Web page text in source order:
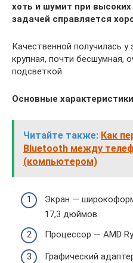
хоть и шумит при высоких
задачей справляется
Качественной получилась
крупная, почти бесшумная,
подсветкой.
Основные характеристики
Читайте также: Как
Bluetooth между
(компьютером)
Экран —
17,3 дюймов.
Процессор — AMD
Графический